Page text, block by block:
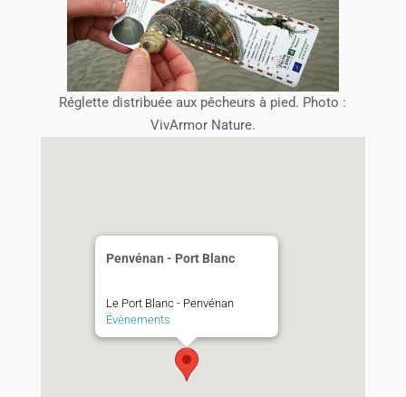
Réglette distribuée aux pêcheurs à pied. Photo :
VivArmor Nature.
Penvénan - Port Blanc
Le Port Blanc - Penvénan
Évènements